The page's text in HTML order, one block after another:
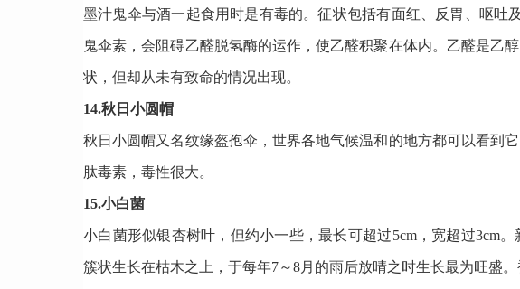
墨汁鬼伞与酒一起食用时是有毒的。征状包括有面红、反胃、呕吐
鬼伞素，会阻碍乙醛脱氢酶的运作，使乙醛积聚在体内。乙醛是乙
状，但却从未有致命的情况出现。
14.秋日小圆帽
秋日小圆帽又名纹缘盔孢伞，世界各地气候温和的地方都可以看到
肽毒素，毒性很大。
15.小白菌
小白菌形似银杏树叶，但约小一些，最长可超过5cm，宽超过3cm
簇状生长在枯木之上，于每年7～8月的雨后放晴之时生长最为旺盛。